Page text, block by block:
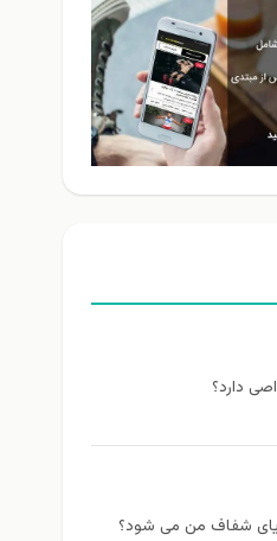
دارد؟
شفاف من می شود؟